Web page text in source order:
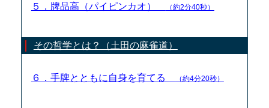
５．牌品高（パイピンカオ） （約2分40秒）
その哲学とは？（土田の麻雀道）
６．手牌とともに自身を育てる （約4分20秒）